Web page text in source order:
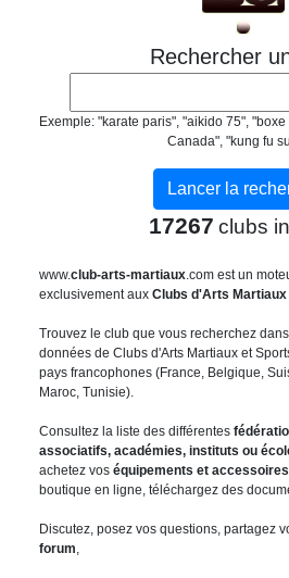
Rechercher
Exemple: "karate paris", "aikido 75",
Canada", "kung fu
17267 clubs
www.club-arts-martiaux.com est un
exclusivement aux Clubs d'Arts
Trouvez le club que vous recherchez
données de Clubs d'Arts Martiaux et
pays francophones (France, Belgique,
Maroc, Tunisie).
Consultez la liste des différentes
associatifs, académies, instituts ou
achetez vos équipements et accessoires
boutique en ligne, téléchargez des
Discutez, posez vos questions, partagez
forum,